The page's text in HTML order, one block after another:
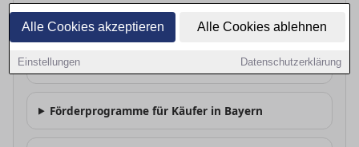
Alle Cookies akzeptieren Alle Cookies ablehnen
Einstellungen Datenschutzerklärung
FAQ: Finanzierung & Förderung
Wie finanziere ich den Kauf in Ingolstadt?
Förderprogramme für Käufer in Bayern